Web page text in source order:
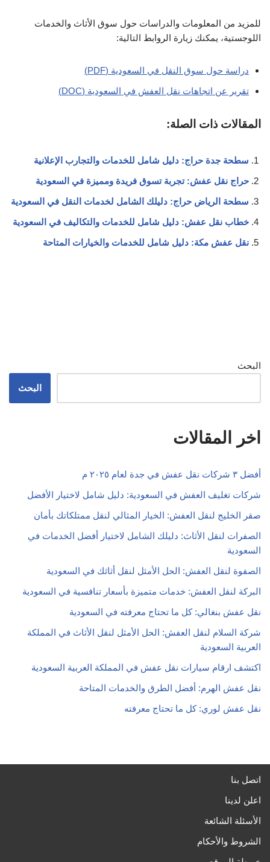
للمزيد من المعلومات والدراسات حول سوق الأثاث والخدمات
اللوجستية، يمكنك زيارة الروابط التالية:
دراسة حول سوق النقل في السعودية (PDF)
تقرير عن اتجاهات نقل العفش في السعودية (DOC)
المقالات ذات الصلة:
سطحة جدة حراج: دليل شامل للخدمات والتجارب الإعلانية
حراج نقل عفش: تجربة تسوق فريدة ومميزة في السعودية
سطحة الرياض حراج: دليلك الشامل لخدمات النقل في السعودية
خطاب نقل عفش: دليل شامل للخدمات والتكاليف في السعودية
نقل عفش مكة: دليل شامل للخدمات والخيارات المتاحة
البحث
البحث
اخر المقالات
أفضل ٣ شركات نقل عفش في جدة لعام ٢٠٢٥ م
شركات تغليف العفش في السعودية: دليل شامل لاختيار الأفضل
صقر الخليج لنقل العفش: الخيار المثالي لنقل ممتلكاتك بأمان
الصفرات لنقل الأثاث: دليلك الشامل لاختيار أفضل الخدمات في
السعودية
الصفوة لنقل العفش: الحل الأمثل لنقل أثاثك في السعودية
البركة لنقل العفش: خدمات متميزة بأسعار تنافسية في السعودية
نقل عفش بنغالي: كل ما تحتاج معرفته في السعودية
شركة السلام لنقل العفش: الحل الأمثل لنقل الأثاث في المملكة
العربية السعودية
اكتشف ارقام سيارات نقل عفش في المملكة العربية السعودية
نقل عفش الهرم: أفضل الطرق والخدمات المتاحة
نقل عفش لوري: كل ما تحتاج معرفته
اتصل بنا
اعلن لدينا
الأسئلة الشائعة
الشروط والأحكام